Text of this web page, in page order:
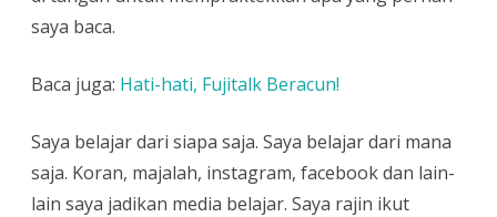
saya baca.
Baca juga: Hati-hati, Fujitalk Beracun!
Saya belajar dari siapa saja. Saya belajar dari mana
saja. Koran, majalah, instagram, facebook dan lain-
lain saya jadikan media belajar. Saya rajin ikut